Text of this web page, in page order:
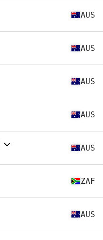
AUS
AUS
AUS
AUS
AUS
ZAF
AUS